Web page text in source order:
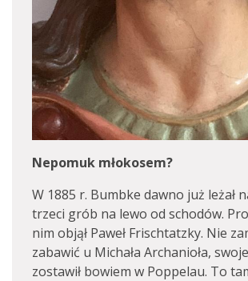
Nepomuk młokosem?
W 1885 r. Bumbke dawno już leżał
trzeci grób na lewo od schodów.
nim objął Paweł Frischtatzky. Nie
zabawić u Michała Archanioła,
zostawił bowiem w Poppelau. To